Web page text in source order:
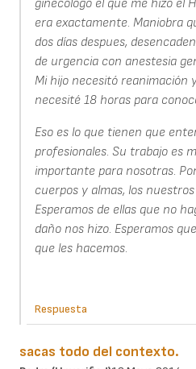
ginecólogo el que me hizo el
era exactamente. Maniobra
dos días despues,
de urgencia con anestesia
Mi hijo necesitó reanimación
necesité 18 horas para
Eso es lo que tienen que
profesionales. Su trabajo es
importante para nosotras.
cuerpos y almas, los
Esperamos de ellas que no
daño nos hizo. Esperamos
que les hacemos.
Respuesta
sacas todo del contexto.